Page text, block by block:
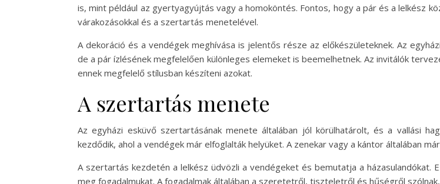
is, mint például az gyertyagyújtás vagy a homoköntés. Fontos, hogy a pár és a lelkész
várakozásokkal és a szertartás menetelével.
A dekoráció és a vendégek meghívása is jelentős része az előkészületeknek. Az
de a pár ízlésének megfelelően különleges elemeket is beemelhetnek. Az invitálók
ennek megfelelő stílusban készíteni azokat.
A szertartás menete
Az egyházi esküvő szertartásának menete általában jól körülhatárolt, és a vallási
kezdődik, ahol a vendégek már elfoglalták helyüket. A zenekar vagy a kántor általában
A szertartás kezdetén a lelkész üdvözli a vendégeket és bemutatja a
meg fogadalmukat. A fogadalmak általában a szeretetről, tiszteletről és hűségről